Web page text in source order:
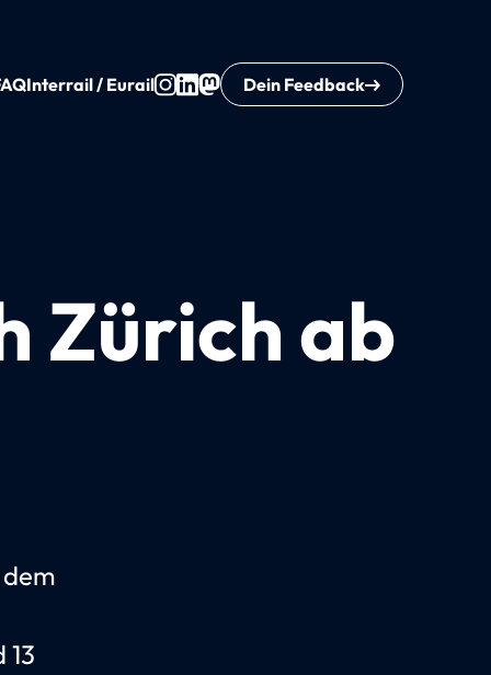
Interrail / Eurail Dein Feedback
Zürich ab
13